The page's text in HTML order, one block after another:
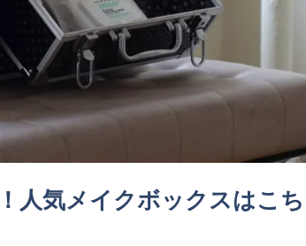
人気メイクボックスはこち